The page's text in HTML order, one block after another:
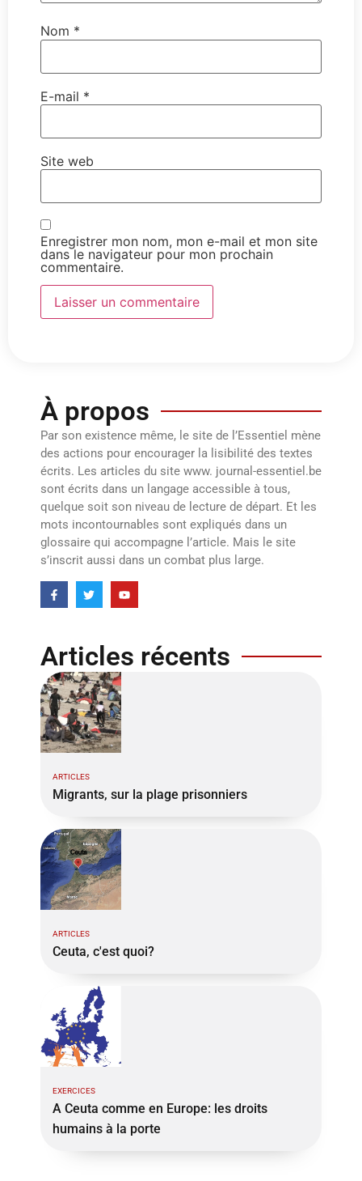
Nom *
E-mail *
Site web
Enregistrer mon nom, mon e-mail et mon site
dans le navigateur pour mon prochain
commentaire.
À propos
Par son existence même, le site de l’Essentiel mène
des actions pour encourager la lisibilité des textes
écrits. Les articles du site www. journal-essentiel.be
sont écrits dans un langage accessible à tous,
quelque soit son niveau de lecture de départ. Et les
mots incontournables sont expliqués dans un
glossaire qui accompagne l’article. Mais le site
s’inscrit aussi dans un combat plus large.
Articles récents
ARTICLES
Migrants, sur la plage prisonniers
ARTICLES
Ceuta, c'est quoi?
EXERCICES
A Ceuta comme en Europe: les droits
humains à la porte